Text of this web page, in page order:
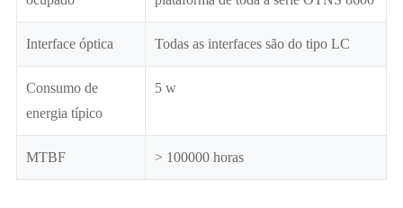
Interface óptica Todas as interfaces são do tipo LC
Consumo de
energia típico
5 w
MTBF > 100000 horas